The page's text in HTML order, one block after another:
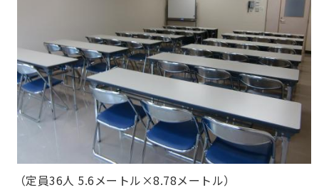
（定員36人 5.6メートル×8.78メートル）